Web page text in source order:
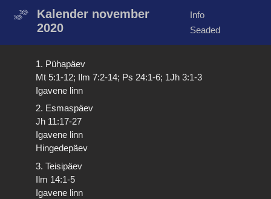
Kalender november
2020
Info
Seaded
1. Pühapäev
Mt 5:1-12; Ilm 7:2-14; Ps 24:1-6; 1Jh 3:1-3
Igavene linn
2. Esmaspäev
Jh 11:17-27
Igavene linn
Hingedepäev
3. Teisipäev
Ilm 14:1-5
Igavene linn